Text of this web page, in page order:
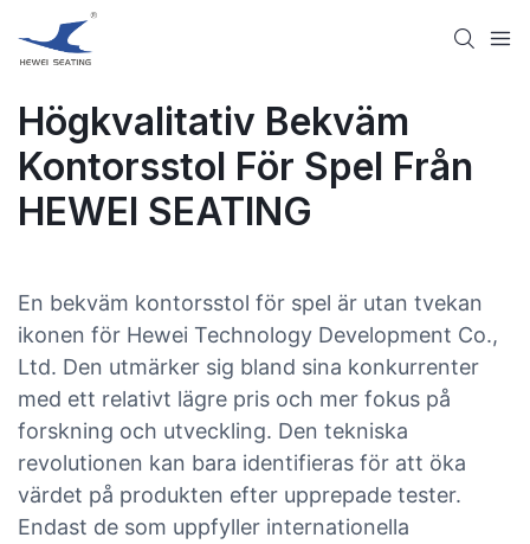
Högkvalitativ Bekväm
Kontorsstol För Spel Från
HEWEI SEATING
En bekväm kontorsstol för spel är utan tvekan
ikonen för Hewei Technology Development Co.,
Ltd. Den utmärker sig bland sina konkurrenter
med ett relativt lägre pris och mer fokus på
forskning och utveckling. Den tekniska
revolutionen kan bara identifieras för att öka
värdet på produkten efter upprepade tester.
Endast de som uppfyller internationella